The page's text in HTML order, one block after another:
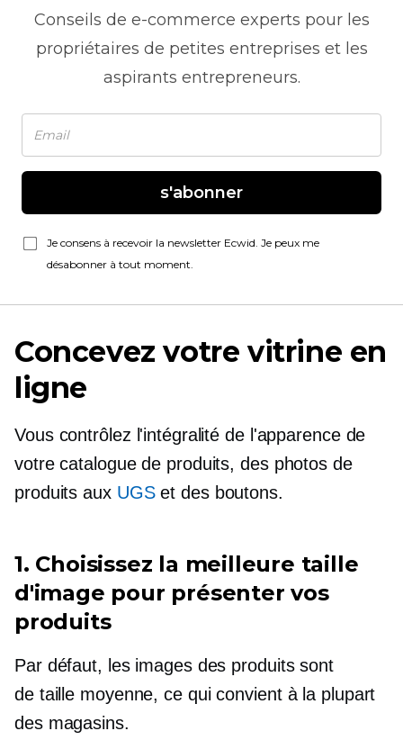
Conseils de e-commerce experts pour les
propriétaires de petites entreprises et les
aspirants entrepreneurs.
s'abonner
Je consens à recevoir la newsletter Ecwid. Je peux me
désabonner à tout moment.
Concevez votre vitrine en
ligne
Vous contrôlez l'intégralité de l'apparence de
votre catalogue de produits, des photos de
produits aux UGSet des boutons.
1. Сhoisissez la meilleure taille
d'image pour présenter vos
produits
Par défaut, les images des produits sont
de taille moyenne, ce qui convient à la plupart
des magasins.